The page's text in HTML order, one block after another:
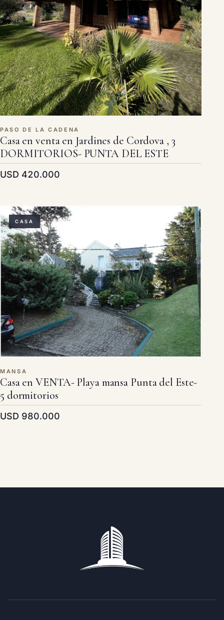
PASO DE LA CADENA
Casa en venta en Jardines de Cordova , 3
DORMITORIOS- PUNTA DEL ESTE
USD 420.000
CASA
MANSA
Casa en VENTA- Playa mansa Punta del Este-
5 dormitorios
USD 980.000